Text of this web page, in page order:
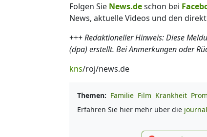
Folgen Sie News.deschon bei
News, aktuelle Videos und den
+++Redaktioneller Hinweis: Diese
(dpa) erstellt. Bei Anmerkungen oder
kns/roj/news.de
Themen: Familie Film Krankheit
Erfahren Sie hier mehr über die